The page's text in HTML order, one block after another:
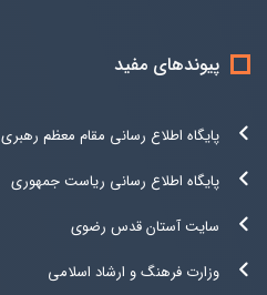
پیوندهای مفید
پایگاه اطلاع رسانی مقام معظم رهبری
پایگاه اطلاع رسانی ریاست جمهوری
سایت آستان قدس رضوی
وزارت فرهنگ و ارشاد اسلامی